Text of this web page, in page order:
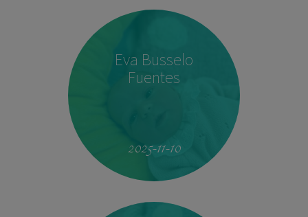
Eva Busselo
Fuentes
2025-11-10